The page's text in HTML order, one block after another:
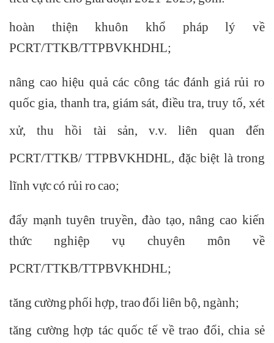
hoàn thiện khuôn khổ pháp lý về
PCRT/TTKB/TTPBVKHDHL;
nâng cao hiệu quả các công tác đánh giá rủi ro
quốc gia, thanh tra, giám sát, điều tra, truy tố, xét
xử, thu hồi tài sản, v.v. liên quan đến
PCRT/TTKB/ TTPBVKHDHL, đặc biệt là trong
lĩnh vực có rủi ro cao;
đẩy mạnh tuyên truyền, đào tạo, nâng cao kiến
thức nghiệp vụ chuyên môn về
PCRT/TTKB/TTPBVKHDHL;
tăng cường phối hợp, trao đổi liên bộ, ngành;
tăng cường hợp tác quốc tế về trao đổi, chia sẻ